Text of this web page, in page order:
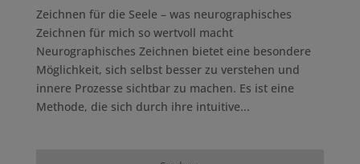
Zeichnen für die Seele – was neurographisches
Zeichnen für mich so wertvoll macht
Neurographisches Zeichnen bietet eine besondere
Möglichkeit, sich selbst besser zu verstehen und
innere Prozesse sichtbar zu machen. Es ist eine
Methode, die sich durch ihre intuitive...